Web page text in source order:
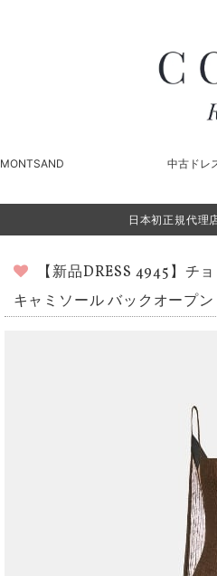
MONTSAND 中古ドレ
日本初正規代理
【新品DRESS 4945】チ
キャミソール バックオープン